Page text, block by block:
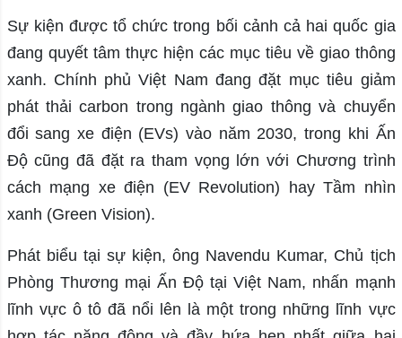
Sự kiện được tổ chức trong bối cảnh cả hai quốc gia
đang quyết tâm thực hiện các mục tiêu về giao thông
xanh. Chính phủ Việt Nam đang đặt mục tiêu giảm
phát thải carbon trong ngành giao thông và chuyển
đổi sang xe điện (EVs) vào năm 2030, trong khi Ấn
Độ cũng đã đặt ra tham vọng lớn với Chương trình
cách mạng xe điện (EV Revolution) hay Tầm nhìn
xanh (Green Vision).
Phát biểu tại sự kiện, ông Navendu Kumar, Chủ tịch
Phòng Thương mại Ấn Độ tại Việt Nam, nhấn mạnh
lĩnh vực ô tô đã nổi lên là một trong những lĩnh vực